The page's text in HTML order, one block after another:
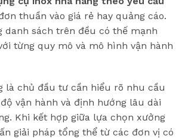
thuần vào giá rẻ hay quảng cáo.
danh sách trên đều có thế mạnh
từng quy mô và mô hình vận hành
là chủ đầu tư cần hiểu rõ nhu cầu
vận hành và định hướng lâu dài
Khi kết hợp giữa lựa chọn xưởng
giải pháp tổng thể từ các đơn vị có